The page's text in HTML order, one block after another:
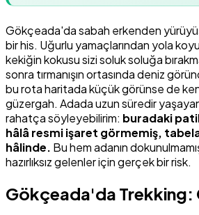
Gökçeada'da sabah erkenden
bir his. Uğurlu yamaçlarından yola
kekiğin kokusu sizi soluk soluğa
sonra tırmanışın ortasında deniz
bu rota haritada küçük görünse de
güzergah. Adada uzun süredir
rahatça söyleyebilirim: buradaki
hâlâ resmi işaret görmemiş,
hâlinde. Bu hem adanın
hazırlıksız gelenler için gerçek bir risk.
Gökçeada'da Trekking: